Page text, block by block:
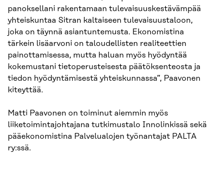
panoksellani rakentamaan tulevaisuuskestävämpää
yhteiskuntaa Sitran kaltaiseen tulevaisuustaloon,
joka on täynnä asiantuntemusta. Ekonomistina
tärkein lisäarvoni on taloudellisten realiteettien
painottamisessa, mutta haluan myös hyödyntää
kokemustani tietoperusteisesta päätöksenteosta ja
tiedon hyödyntämisestä yhteiskunnassa”, Paavonen
kiteyttää.
Matti Paavonen on toiminut aiemmin myös
liiketoimintajohtajana tutkimustalo Innolinkissä sekä
pääekonomistina Palvelualojen työnantajat PALTA
ry:ssä.